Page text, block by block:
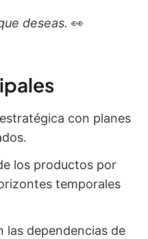
deseas. 👀
con planes
los productos por
temporales
las dependencias de